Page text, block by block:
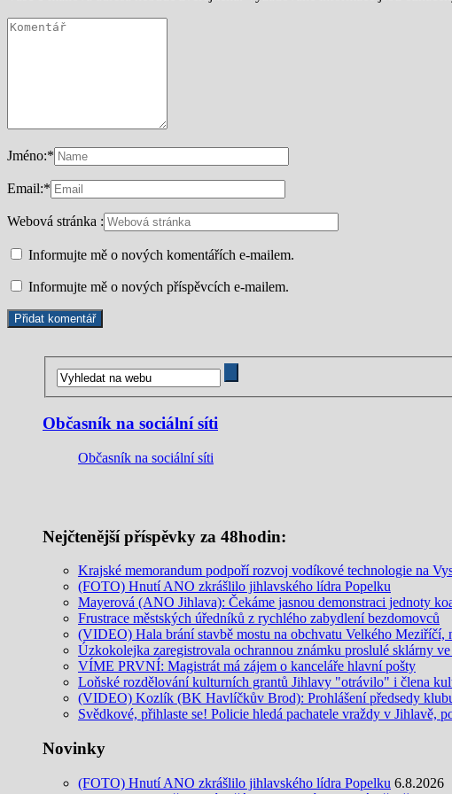
Jméno:*
Email:*
Webová stránka :
Informujte mě o nových komentářích e-mailem.
Informujte mě o nových příspěvcích e-mailem.
Občasník na sociální síti
Občasník na sociální síti
Nejčtenější příspěvky za 48hodin:
Krajské memorandum podpoří rozvoj vodíkové technologie na
(FOTO) Hnutí ANO zkrášlilo jihlavského lídra Popelku
Mayerová (ANO Jihlava): Čekáme jasnou demonstraci jednoty
Frustrace městských úředníků z rychlého zabydlení bezdomovců
(VIDEO) Hala brání stavbě mostu na obchvatu Velkého Meziříčí,
Úzkokolejka zaregistrovala ochrannou známku proslulé sklárny
VÍME PRVNÍ: Magistrát má zájem o kanceláře hlavní pošty
Loňské rozdělování kulturních grantů Jihlavy "otrávilo" i člena
(VIDEO) Kozlík (BK Havlíčkův Brod): Prohlášení předsedy
Svědkové, přihlaste se! Policie hledá pachatele vraždy v Jihlavě,
Novinky
(FOTO) Hnutí ANO zkrášlilo jihlavského lídra Popelku 6.8.2026